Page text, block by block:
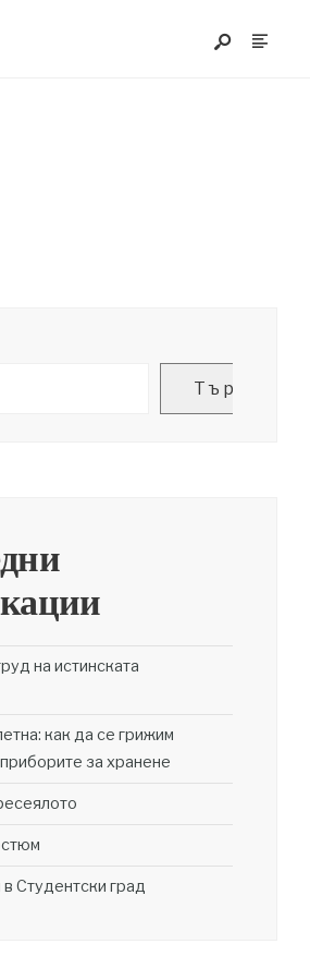
Търсене
на истинската
как да се грижим
за хранене
Студентски град